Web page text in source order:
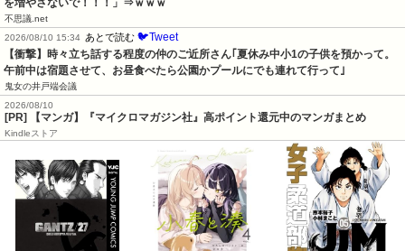
不思議.net
2026/08/10 15:34 あとで読む 🐦Tweet
【衝撃】時々立ち話する程度の仲のご近所さん｢夏休み中小1の子供を預かって。
午前中は宿題させて、お昼食べたら公園かプールにでも連れて行って｣
鬼女の井戸端会議
2026/08/10
[PR] 【マンガ】『マイクロマガジン社』高ポイント還元中のマンガまとめ
Kindleストア